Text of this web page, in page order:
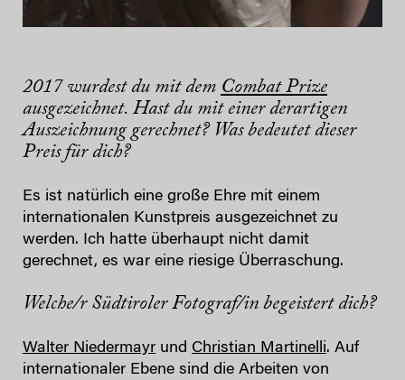
2017 wurdest du mit dem Combat Prize
ausgezeichnet. Hast du mit einer derartigen
Auszeichnung gerechnet? Was bedeutet dieser
Preis für dich?
Es ist natürlich eine große Ehre mit einem
internationalen Kunstpreis ausgezeichnet zu
werden. Ich hatte überhaupt nicht damit
gerechnet, es war eine riesige Überraschung.
Welche/r Südtiroler Fotograf/in begeistert dich?
Walter Niedermayr und Christian Martinelli. Auf
internationaler Ebene sind die Arbeiten von